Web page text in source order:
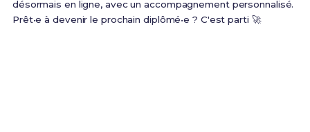
désormais en ligne, avec un accompagnement personnalisé.
Prêt•e à devenir le prochain diplômé•e ? C'est parti 🚀